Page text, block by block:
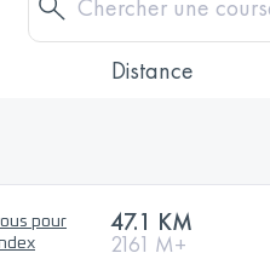
Distance
pour
47.1 KM
2161 M+